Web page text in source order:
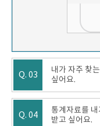
Q. 03
내가 자주 찾
싶어요.
Q. 04
통계자료를
받고 싶어요.